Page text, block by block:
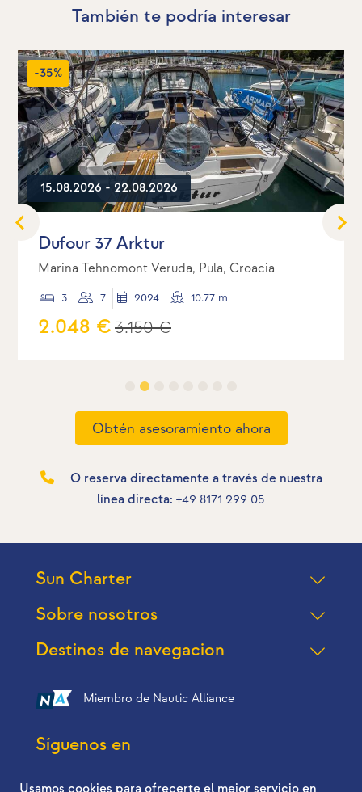
También te podría interesar
-35%
15.08.2026 - 22.08.2026
Dufour 37 Arktur
Marina Tehnomont Veruda, Pula, Croacia
3 7 2024 10.77 m
2.048 €3.150 €
Obtén asesoramiento ahora
O reserva directamente a través de nuestra
línea directa: +49 8171 299 05
Sun Charter
Sobre nosotros
Destinos de navegacion
Miembro de Nautic Alliance
Síguenos en